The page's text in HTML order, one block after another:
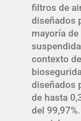
filtros de
diseñados
mayoría
contexto
diseñados
de hasta
del